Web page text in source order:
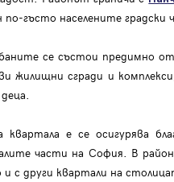
по-гъсто населените градски
се състои предимно
жилищни сгради и
квартала е се осигурява
части на София. В
с други квартали на